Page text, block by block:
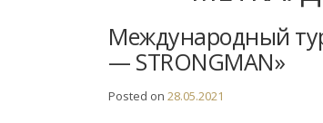
Международный
— STRONGMAN»
Posted on 28.05.2021